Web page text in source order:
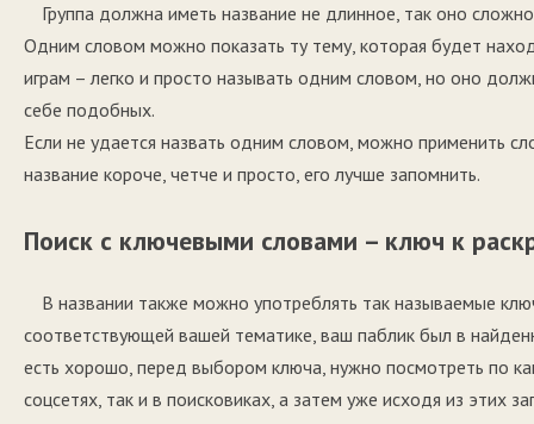
Группа должна иметь название не длинное, так оно
Одним словом можно показать ту тему, которая будет
играм – легко и просто называть одним словом, но оно
себе подобных.
Если не удается назвать одним словом, можно применить
название короче, четче и просто, его лучше запомнить.
Поиск с ключевыми словами – ключ к
В названии также можно употреблять так называемые
соответствующей вашей тематике, ваш паблик был в
есть хорошо, перед выбором ключа, нужно посмотреть по
соцсетях, так и в поисковиках, а затем уже исходя из этих